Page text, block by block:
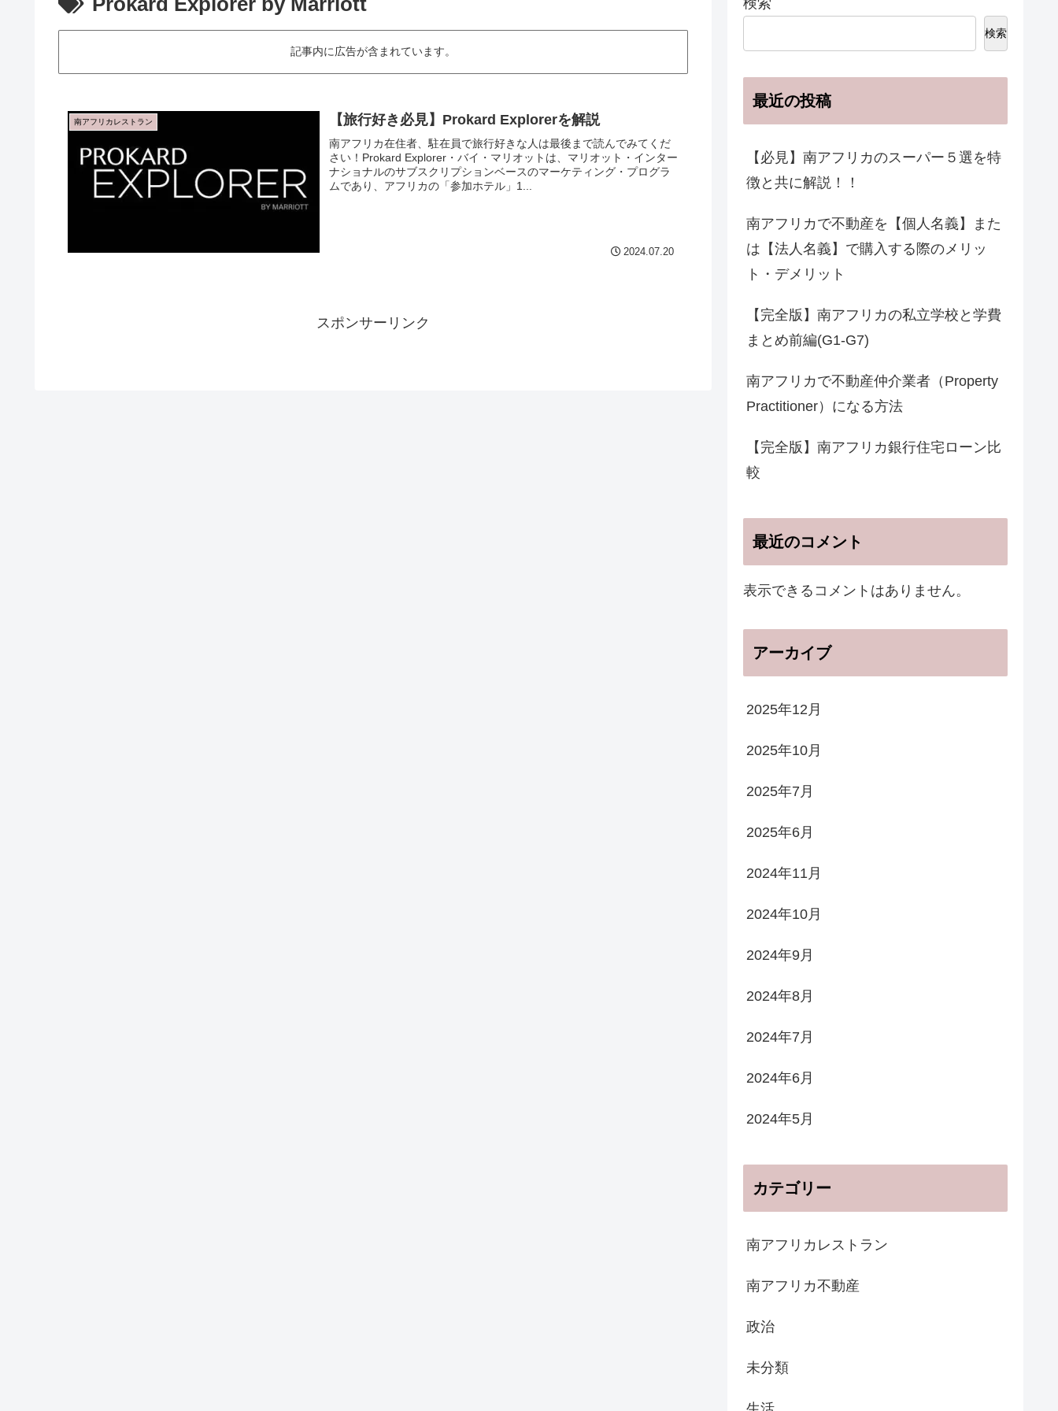
記事内に広告が含まれています。
南アフリカレストラン 【旅行好き必見】Prokard Explorerを解説
南アフリカ在住者、駐在員で旅行好きな人は最後まで読んでみてくだ
さい！Prokard Explorer・バイ・マリオットは、マリオット・インター
ナショナルのサブスクリプションベースのマーケティング・プログラ
ムであり、アフリカの「参加ホテル」1...
2024.07.20
スポンサーリンク
検索
検索
最近の投稿
【必見】南アフリカのスーパー５選を特
徴と共に解説！！
南アフリカで不動産を【個人名義】また
は【法人名義】で購入する際のメリッ
ト・デメリット
【完全版】南アフリカの私立学校と学費
まとめ前編(G1-G7)
南アフリカで不動産仲介業者（Property
Practitioner）になる方法
【完全版】南アフリカ銀行住宅ローン比
較
最近のコメント
表示できるコメントはありません。
アーカイブ
2025年12月
2025年10月
2025年7月
2025年6月
2024年11月
2024年10月
2024年9月
2024年8月
2024年7月
2024年6月
2024年5月
カテゴリー
南アフリカレストラン
南アフリカ不動産
政治
未分類